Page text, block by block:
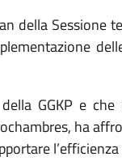
della Sessione
GGKP e
ha